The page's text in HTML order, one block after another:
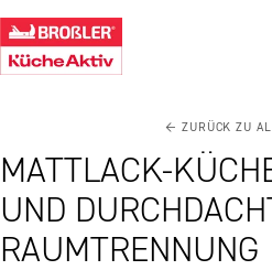
← ZURÜCK ZU
MATTLACK-KÜCHE
ND
AUMTRENNUNG